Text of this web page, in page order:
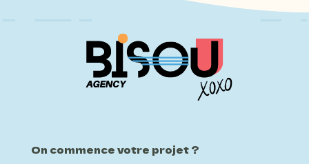
On commence votre projet ?